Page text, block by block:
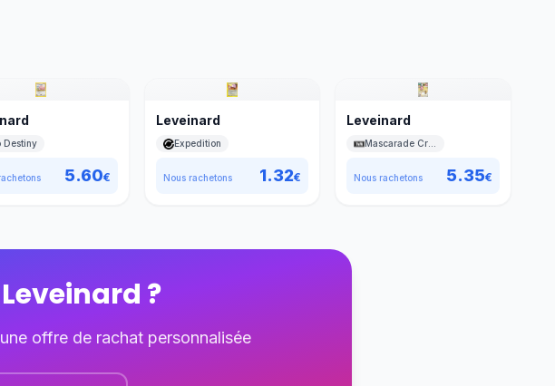
Destiny
5.60€
Leveinard
Expedition
Nous rachetons 1.32€
Leveinard
Nous rachetons 5.35€
Leveinard ?
offre de rachat personnalisée